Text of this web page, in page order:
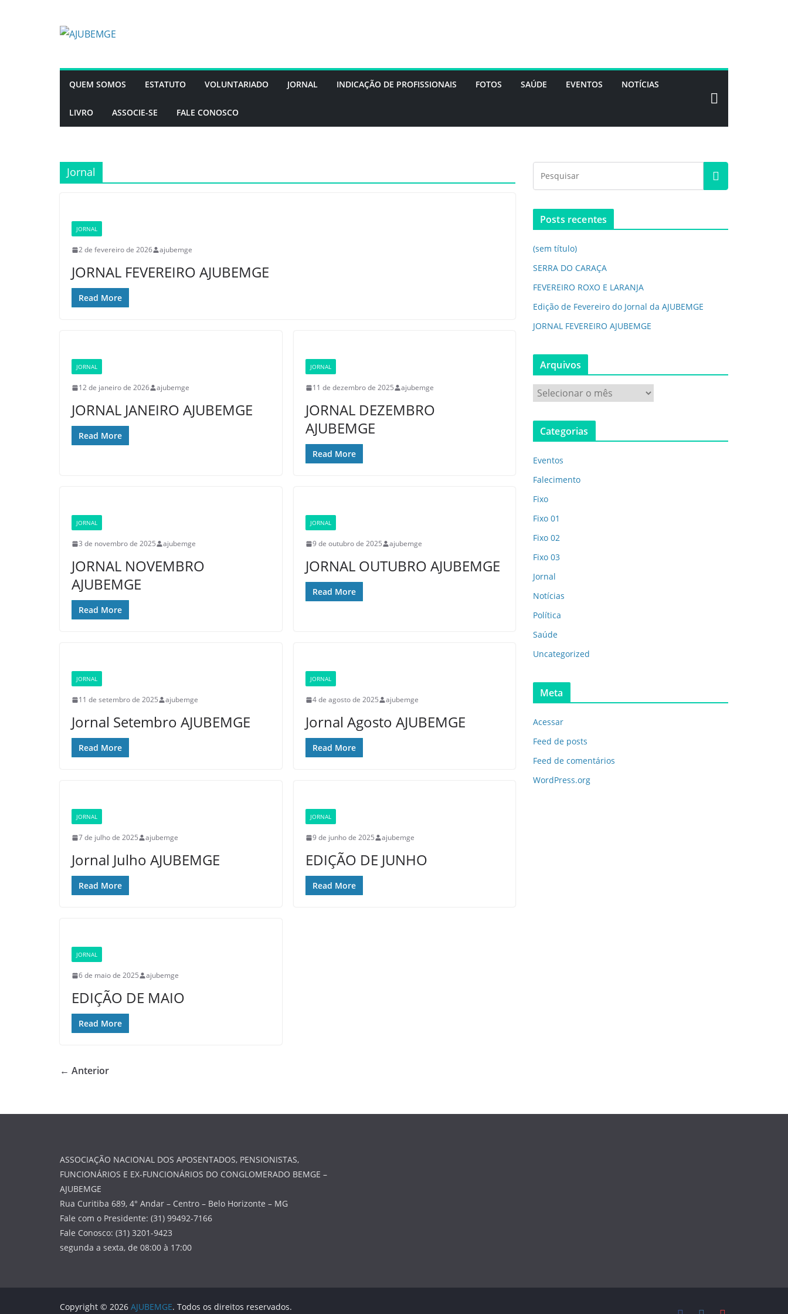
QUEM SOMOS ESTATUTO VOLUNTARIADO JORNAL INDICAÇÃO DE PROFISSIONAIS FOTOS SAÚDE EVENTOS NOTÍCIAS
LIVRO ASSOCIE-SE FALE CONOSCO
Jornal
JORNAL
2 de fevereiro de 2026 ajubemge
JORNAL FEVEREIRO AJUBEMGE
Read More
JORNAL
12 de janeiro de 2026 ajubemge
JORNAL JANEIRO AJUBEMGE
Read More
JORNAL
11 de dezembro de 2025 ajubemge
JORNAL DEZEMBRO
AJUBEMGE
Read More
JORNAL
3 de novembro de 2025 ajubemge
JORNAL NOVEMBRO
AJUBEMGE
Read More
JORNAL
9 de outubro de 2025 ajubemge
JORNAL OUTUBRO AJUBEMGE
Read More
JORNAL
11 de setembro de 2025 ajubemge
Jornal Setembro AJUBEMGE
Read More
JORNAL
4 de agosto de 2025 ajubemge
Jornal Agosto AJUBEMGE
Read More
JORNAL
7 de julho de 2025 ajubemge
Jornal Julho AJUBEMGE
Read More
JORNAL
9 de junho de 2025 ajubemge
EDIÇÃO DE JUNHO
Read More
JORNAL
6 de maio de 2025 ajubemge
EDIÇÃO DE MAIO
Read More
← Anterior
Posts recentes
(sem título)
SERRA DO CARAÇA
FEVEREIRO ROXO E LARANJA
Edição de Fevereiro do Jornal da AJUBEMGE
JORNAL FEVEREIRO AJUBEMGE
Arquivos
Categorias
Eventos
Falecimento
Fixo
Fixo 01
Fixo 02
Fixo 03
Jornal
Notícias
Política
Saúde
Uncategorized
Meta
Acessar
Feed de posts
Feed de comentários
WordPress.org
ASSOCIAÇÃO NACIONAL DOS APOSENTADOS, PENSIONISTAS,
FUNCIONÁRIOS E EX-FUNCIONÁRIOS DO CONGLOMERADO BEMGE –
AJUBEMGE
Rua Curitiba 689, 4° Andar – Centro – Belo Horizonte – MG
Fale com o Presidente: (31) 99492-7166
Fale Conosco: (31) 3201-9423
segunda a sexta, de 08:00 à 17:00
Copyright © 2026 AJUBEMGE. Todos os direitos reservados.